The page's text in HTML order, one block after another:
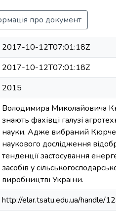
про документ
2017-10-12T07:01:18Z
2017-10-12T07:01:18Z
2015
Володимира Миколайовича
знають фахівці галузі
науки. Адже вибраний
наукового дослідження
тенденції застосування
засобів у
виробництві України.
http://elar.tsatu.edu.ua/handle/